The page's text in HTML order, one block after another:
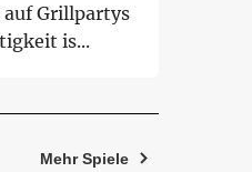
Grillpartys
is...
Mehr Spiele